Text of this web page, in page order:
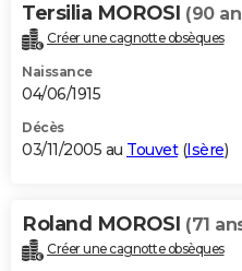
Tersilia MOROSI (90
Créer une cagnotte obsèques
Naissance
04/06/1915
Décès
03/11/2005 au Touvet(Isère)
Roland MOROSI (71
Créer une cagnotte obsèques